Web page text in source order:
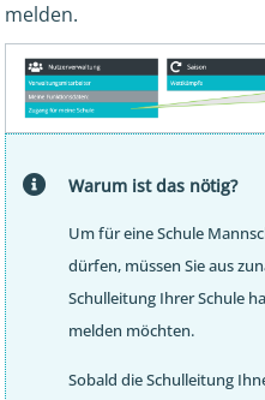
melden.
Warum ist das nötig?
Um für eine Schule
dürfen, müssen Sie aus
Schulleitung Ihrer Schule
melden möchten.
Sobald die Schulleitung